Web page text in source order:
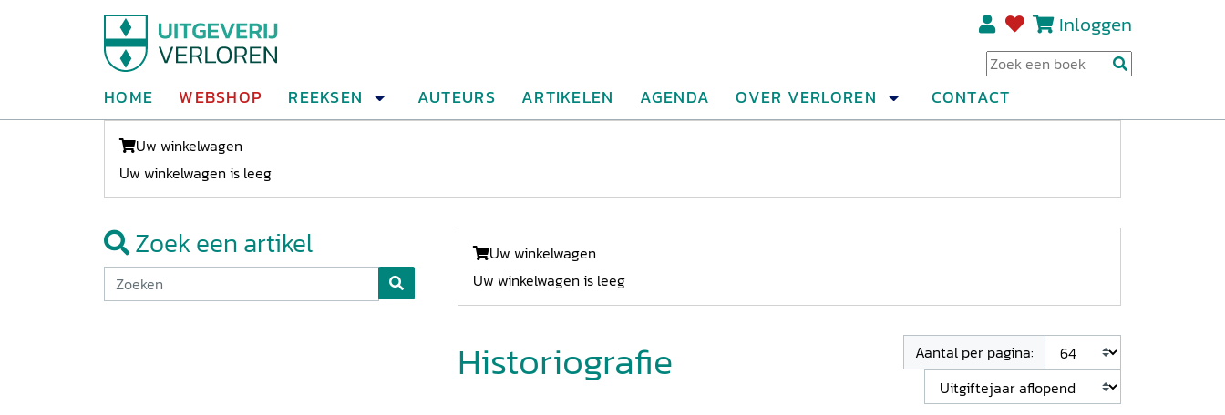
Inloggen
HOME WEBSHOP REEKSEN AUTEURS ARTIKELEN AGENDA OVER VERLOREN CONTACT
Uw winkelwagen
Uw winkelwagen is leeg
Zoek een artikel
Uw winkelwagen
Uw winkelwagen is leeg
Historiografie Aantal per pagina: